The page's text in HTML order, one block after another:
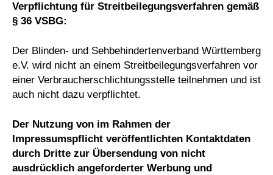
Verpflichtung für Streitbeilegungsverfahren gemäß
§ 36 VSBG:
Der Blinden- und Sehbehindertenverband Württemberg
e.V. wird nicht an einem Streitbeilegungsverfahren vor
einer Verbraucherschlichtungsstelle teilnehmen und ist
auch nicht dazu verpflichtet.
Der Nutzung von im Rahmen der
Impressumspflicht veröffentlichten Kontaktdaten
durch Dritte zur Übersendung von nicht
ausdrücklich angeforderter Werbung und